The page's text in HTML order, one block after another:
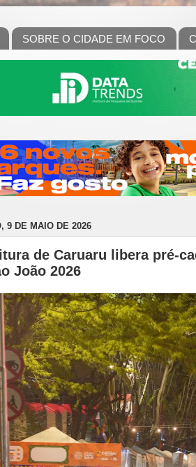
SOBRE O CIDADE EM FOCO
9 DE MAIO DE 2026
de Caruaru libera pré-
João 2026